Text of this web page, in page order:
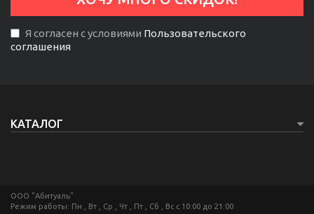
Я согласен с условиями Пользовательского
соглашения
КАТАЛОГ
ООО "Абитуаль"
Режим работы: Пн , Вт , Ср , Чт , Пт , Сб , Вс c 10:00 до 21:00